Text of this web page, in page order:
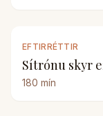
EFTIRRÉTTIR
Sítrónu skyr
180 mín